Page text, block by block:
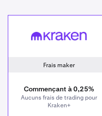
Kraken
Frais maker
Commençant à 0,25%
Aucuns frais de trading pour
Kraken+